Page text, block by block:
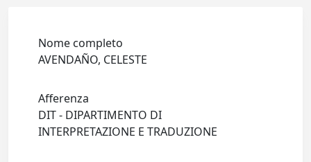
Nome completo
AVENDAÑO, CELESTE
Afferenza
DIT - DIPARTIMENTO DI
INTERPRETAZIONE E TRADUZIONE